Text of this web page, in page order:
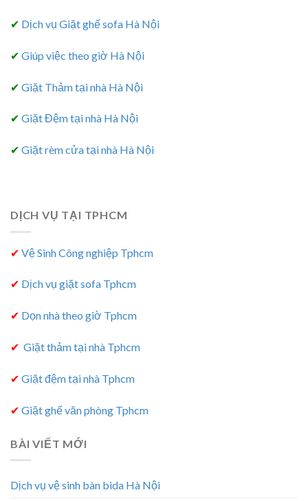
✔ Dịch vụ Giặt ghế sofa Hà Nội
✔ Giúp việc theo giờ Hà Nội
✔ Giặt Thảm tại nhà Hà Nội
✔ Giặt Đệm tại nhà Hà Nội
✔ Giặt rèm cửa tại nhà Hà Nội
DỊCH VỤ TẠI TPHCM
✔ Vệ Sinh Công nghiệp Tphcm
✔ Dịch vụ giặt sofa Tphcm
✔ Dọn nhà theo giờ Tphcm
✔ Giặt thảm tại nhà Tphcm
✔ Giặt đệm tại nhà Tphcm
✔ Giặt ghế văn phòng Tphcm
BÀI VIẾT MỚI
Dịch vụ vệ sinh bàn bida Hà Nội